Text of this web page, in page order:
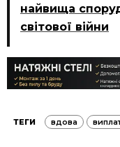
найвища
світової війни
ТЕГИ вдова